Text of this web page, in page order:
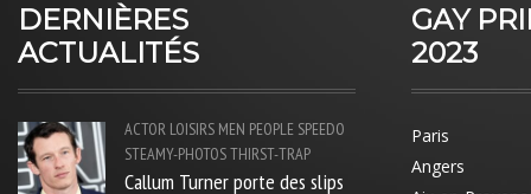
DERNIÈRES
ACTUALITÉS
ACTOR LOISIRS MEN PEOPLE SPEEDO
STEAMY-PHOTOSTHIRST-TRAP
Callum Turner porte des slips
GAY
2023
Paris
Angers